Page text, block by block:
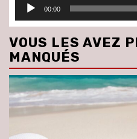
00:00
VOUS LES AVEZ
MANQUÉS